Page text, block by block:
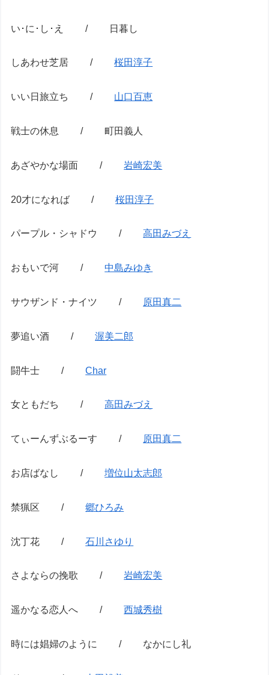
い･に･し･え / 日暮し
しあわせ芝居 /桜田淳子
いい日旅立ち / 山口百恵
戦士の休息 / 町田義人
あざやかな場面 /岩崎宏美
20才になれば /桜田淳子
パープル・シャドウ /高田みづえ
おもいで河 /中島みゆき
サウザンド・ナイツ / 原田真二
夢追い酒 /渥美二郎
闘牛士 /Char
女ともだち /高田みづえ
てぃーんずぶるーす / 原田真二
お店ばなし /増位山太志郎
禁猟区 /郷ひろみ
沈丁花 /石川さゆり
さよならの挽歌 /岩崎宏美
遥かなる恋人へ /西城秀樹
時には娼婦のように / なかにし礼